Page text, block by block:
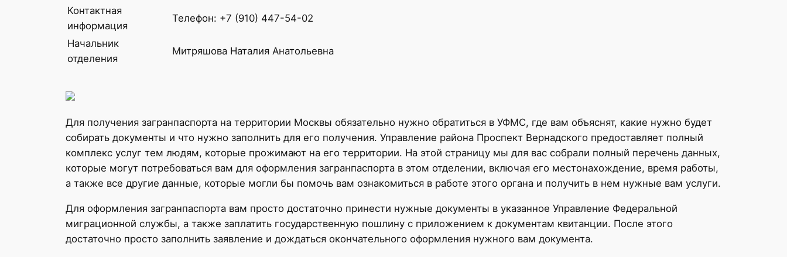
Контактная
информация
Телефон: +7 (910) 447-54-02
Начальник
отделения
Митряшова Наталия Анатольевна
Для получения загранпаспорта на территории Москвы обязательно нужно обратиться в УФМС, где вам объяснят, какие нужно будет
собирать документы и что нужно заполнить для его получения. Управление района Проспект Вернадского предоставляет полный
комплекс услуг тем людям, которые прожимают на его территории. На этой страницу мы для вас собрали полный перечень данных,
которые могут потребоваться вам для оформления загранпаспорта в этом отделении, включая его местонахождение, время работы,
а также все другие данные, которые могли бы помочь вам ознакомиться в работе этого органа и получить в нем нужные вам услуги.
Для оформления загранпаспорта вам просто достаточно принести нужные документы в указанное Управление Федеральной
миграционной службы, а также заплатить государственную пошлину с приложением к документам квитанции. После этого
достаточно просто заполнить заявление и дождаться окончательного оформления нужного вам документа.